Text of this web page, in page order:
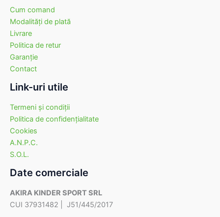
Cum comand
Modalităţi de plată
Livrare
Politica de retur
Garanţie
Contact
Link-uri utile
Termeni şi condiţii
Politica de confidenţialitate
Cookies
A.N.P.C.
S.O.L.
Date comerciale
AKIRA KINDER SPORT SRL
CUI 37931482 | J51/445/2017